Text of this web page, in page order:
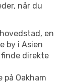
når du
en
by i Asien
direkte
Oakham